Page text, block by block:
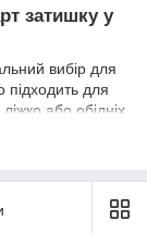
затишку у
вибір для
підходить для
або обідніх